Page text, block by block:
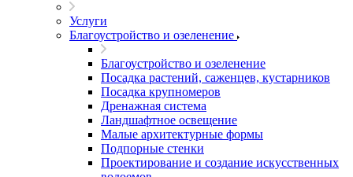
Услуги
Благоустройство и озеленение
Благоустройство и озеленение
Посадка растений, саженцев, кустарников
Посадка крупномеров
Дренажная система
Ландшафтное освещение
Малые архитектурные формы
Подпорные стенки
Проектирование и создание искусственных